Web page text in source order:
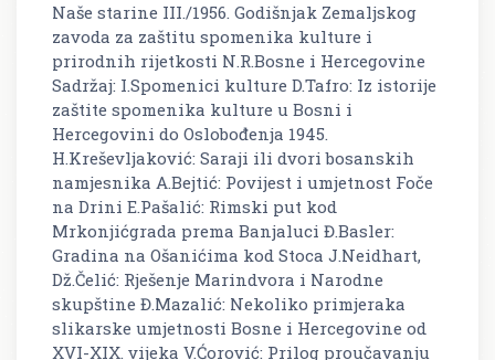
Naše starine III./1956. Godišnjak Zemaljskog
zavoda za zaštitu spomenika kulture i
prirodnih rijetkosti N.R.Bosne i Hercegovine
Sadržaj: I.Spomenici kulture D.Tafro: Iz istorije
zaštite spomenika kulture u Bosni i
Hercegovini do Oslobođenja 1945.
H.Kreševljaković: Saraji ili dvori bosanskih
namjesnika A.Bejtić: Povijest i umjetnost Foče
na Drini E.Pašalić: Rimski put kod
Mrkonjićgrada prema Banjaluci Đ.Basler:
Gradina na Ošanićima kod Stoca J.Neidhart,
Dž.Čelić: Rješenje Marindvora i Narodne
skupštine Đ.Mazalić: Nekoliko primjeraka
slikarske umjetnosti Bosne i Hercegovine od
XVI-XIX. vijeka V.Ćorović: Prilog proučavanju